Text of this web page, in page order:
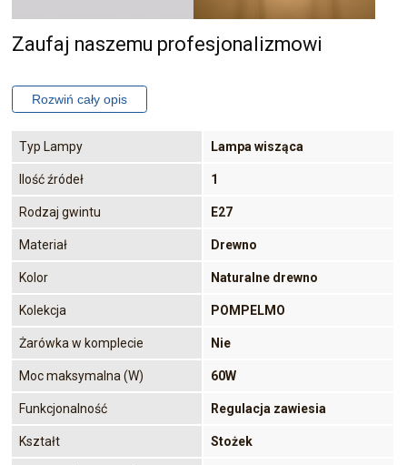
Zaufaj naszemu profesjonalizmowi
Typ Lampy Lampa wisząca
Ilość źródeł 1
Rodzaj gwintu E27
Materiał Drewno
Kolor Naturalne drewno
Kolekcja POMPELMO
Żarówka w komplecie Nie
Moc maksymalna (W) 60W
Funkcjonalność Regulacja zawiesia
Kształt Stożek